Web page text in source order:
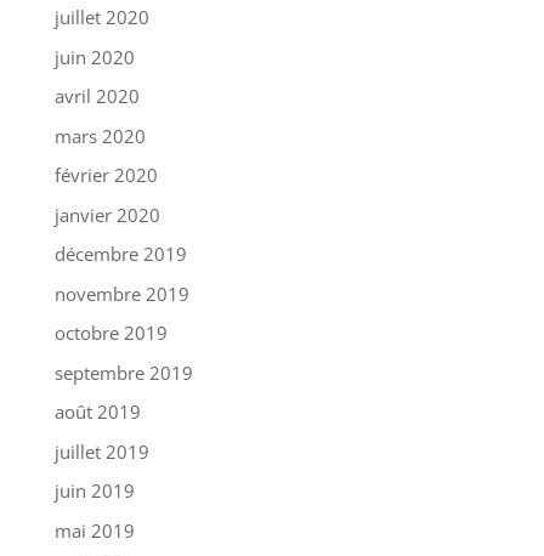
juillet 2020
juin 2020
avril 2020
mars 2020
février 2020
janvier 2020
décembre 2019
novembre 2019
octobre 2019
septembre 2019
août 2019
juillet 2019
juin 2019
mai 2019